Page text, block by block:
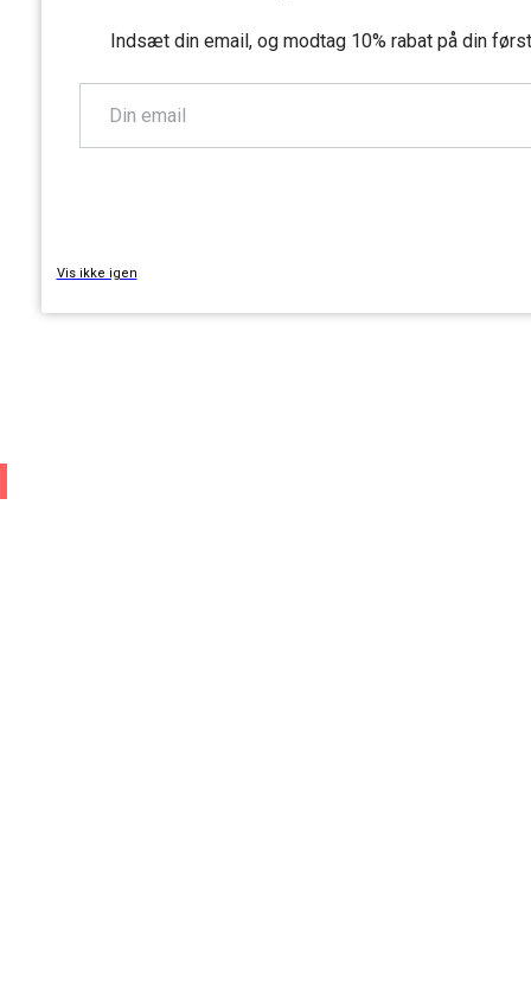
Indsæt din email, og modtag 10% rabat på din
Vis ikke igen